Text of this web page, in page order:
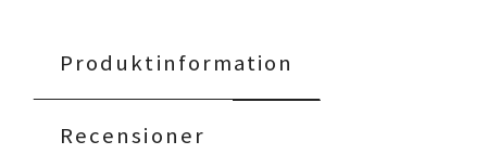
Produktinformation
Recensioner